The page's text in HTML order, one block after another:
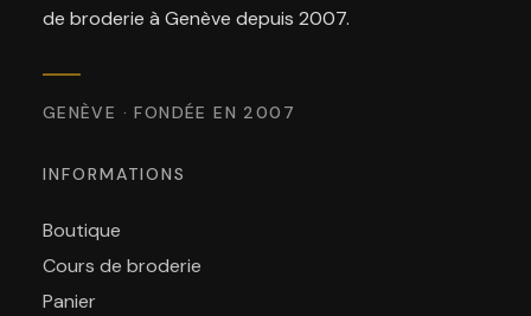
de broderie à Genève depuis 2007.
GENÈVE · FONDÉE EN 2007
INFORMATIONS
Boutique
Cours de broderie
Panier